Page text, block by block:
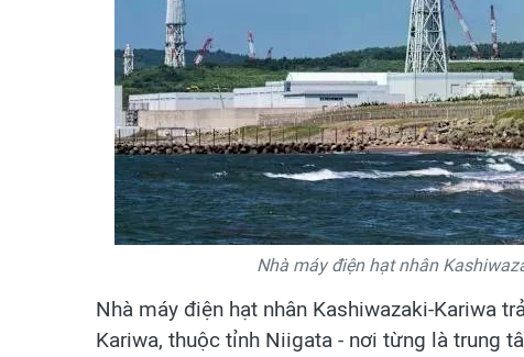
Nhà máy điện hạt nhân
Nhà máy điện hạt nhân Kashiwazaki-Kariwa
Kariwa, thuộc tỉnh Niigata - nơi từng là trung